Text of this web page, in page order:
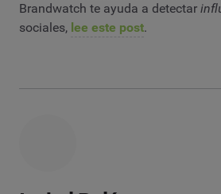
Brandwatch te ayuda a detectar
sociales, lee este post.